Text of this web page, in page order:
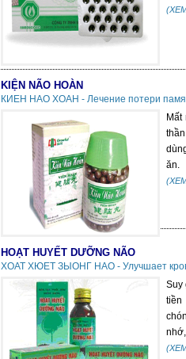
KIỆN NÃO HOÀN
КИЕН НАО ХОАН - Лечение потери
ăn.
HOẠT HUYẾT DƯỠNG NÃO
ХОАТ ХЮЕТ ЗЫОНГ НАО - Улучшает
Suy
tiền